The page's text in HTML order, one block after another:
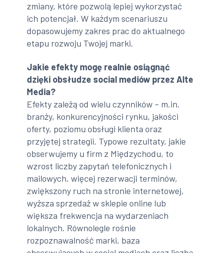
zmiany, które pozwolą lepiej wykorzystać
ich potencjał. W każdym scenariuszu
dopasowujemy zakres prac do aktualnego
etapu rozwoju Twojej marki.
Jakie efekty mogę realnie osiągnąć
dzięki obsłudze social mediów przez Alte
Media?
Efekty zależą od wielu czynników – m.in.
branży, konkurencyjności rynku, jakości
oferty, poziomu obsługi klienta oraz
przyjętej strategii. Typowe rezultaty, jakie
obserwujemy u firm z Międzychodu, to
wzrost liczby zapytań telefonicznych i
mailowych, więcej rezerwacji terminów,
zwiększony ruch na stronie internetowej,
wyższa sprzedaż w sklepie online lub
większa frekwencja na wydarzeniach
lokalnych. Równolegle rośnie
rozpoznawalność marki, baza